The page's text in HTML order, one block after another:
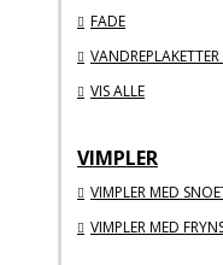
FADE
VIS ALLE
VIMPLER
VIMPLER MED
VIMPLER MED